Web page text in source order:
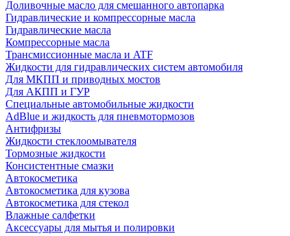
Доливочные масло для смешанного автопарка
Гидравлические и компрессорные масла
Гидравлические масла
Компрессорные масла
Трансмиссионные масла и ATF
Жидкости для гидравлических систем автомобиля
Для МКПП и приводных мостов
Для АКПП и ГУР
Специальные автомобильные жидкости
AdBlue и жидкость для пневмотормозов
Антифризы
Жидкости стеклоомывателя
Тормозные жидкости
Консистентные смазки
Автокосметика
Автокосметика для кузова
Автокосметика для стекол
Влажные салфетки
Аксессуары для мытья и полировки